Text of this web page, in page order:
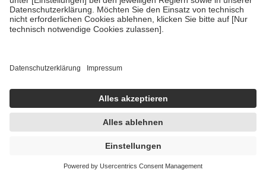
• empfohlenen Schutzimpfungen
• Harn- und Blutteststreifen
getroffen, um sicherzustellen, dass es sich um echte Bewertungen
https://help.etrusted.com/hc/de/articles/4419944605341
Einige Bilder und Inhalte wurden unter Zuhilfenahme künstlicher